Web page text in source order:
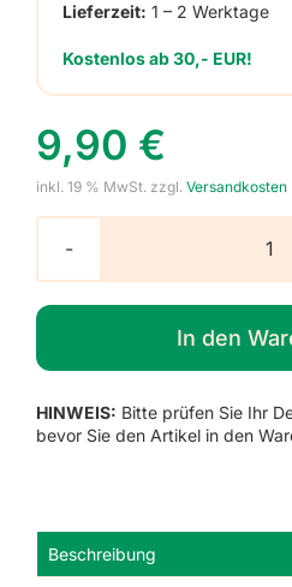
Lieferzeit: 1 – 2 Werktage
Kostenlos ab 30,- EUR!
9,90 €
inkl. 19 % MwSt. zzgl. Versandkosten
11
In den
HINWEIS: Bitte prüfen Sie Ihr
bevor Sie den Artikel in den
Beschreibung